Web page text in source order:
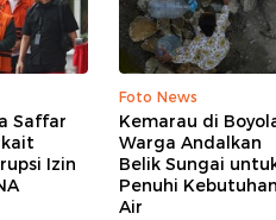
Saffar
Izin
Foto News
Kemarau di
Warga Andalkan
Belik Sungai
Penuhi Kebutuhan
Air